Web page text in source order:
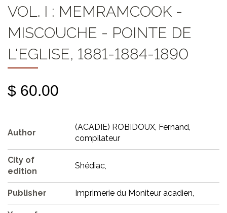
VOL. I : MEMRAMCOOK -
MISCOUCHE - POINTE DE
L'EGLISE, 1881-1884-1890
$ 60.00
Author
(ACADIE) ROBIDOUX, Fernand,
compilateur
City of
edition
Shédiac,
Publisher Imprimerie du Moniteur acadien,